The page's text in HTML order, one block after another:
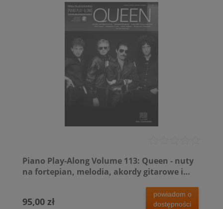
Piano Play-Along Volume 113: Queen - nuty
na fortepian, melodia, akordy gitarowe i
95,00 zł
powiadom o
dostępności